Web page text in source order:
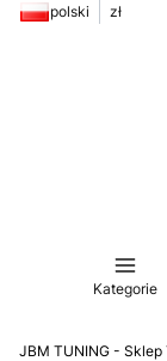
polski zł
Kategorie
JBM TUNING -